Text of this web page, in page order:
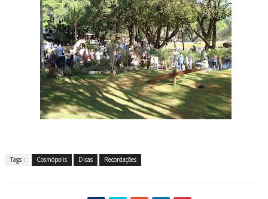
Tags : Cosmópolis Dicas Recordações